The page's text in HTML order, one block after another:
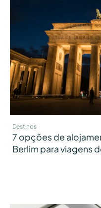
Destinos
7 opções de
Berlim para viagens